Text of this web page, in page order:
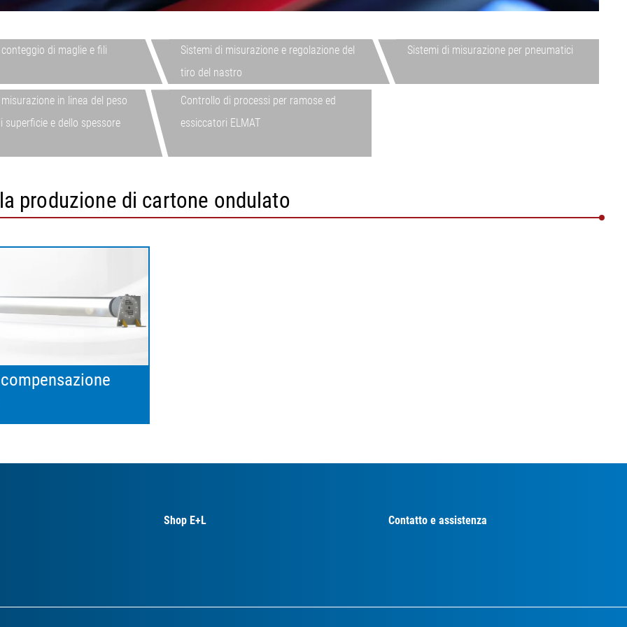
di
superficie di
superficiale,
•
Visualizza tutto
regolazione del tiro del
Sistemi di misurazione per
Sistemi per la regolazione
del tiro del nastro per
cartone ondulato
Sistema di misurazione in
linea del peso per unità di
•
Visualizza tutto
controllato da IA ELWARP
Visualizza tutto
per
per tortiglia
•
Visualizza tutto
legno
Visualizza tutto
Visualizza tutto
di maglie e fili
Sistemi di misurazione e regolazione del
tiro del nastro
Sistemi di misurazione per pneumatici
in linea del peso
superficie e dello spessore
Controllo di processi per ramose ed
essiccatori ELMAT
produzione di cartone ondulato
Shop E+L Contatto e assistenza